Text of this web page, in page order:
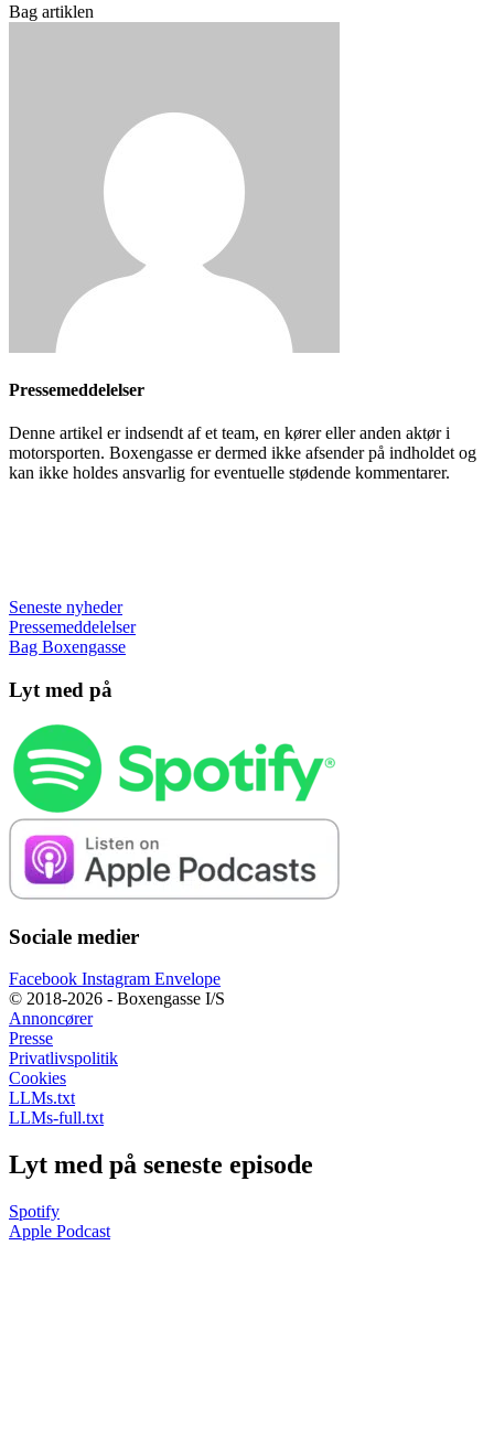
Bag artiklen
Pressemeddelelser
Denne artikel er indsendt af et team, en kører eller anden aktør i
motorsporten. Boxengasse er dermed ikke afsender på indholdet og
kan ikke holdes ansvarlig for eventuelle stødende kommentarer.
Seneste nyheder
Pressemeddelelser
Bag Boxengasse
Lyt med på
Sociale medier
Facebook Instagram Envelope
© 2018-2026 - Boxengasse I/S
Annoncører
Presse
Privatlivspolitik
Cookies
LLMs.txt
LLMs-full.txt
Lyt med på seneste episode
Spotify
Apple Podcast